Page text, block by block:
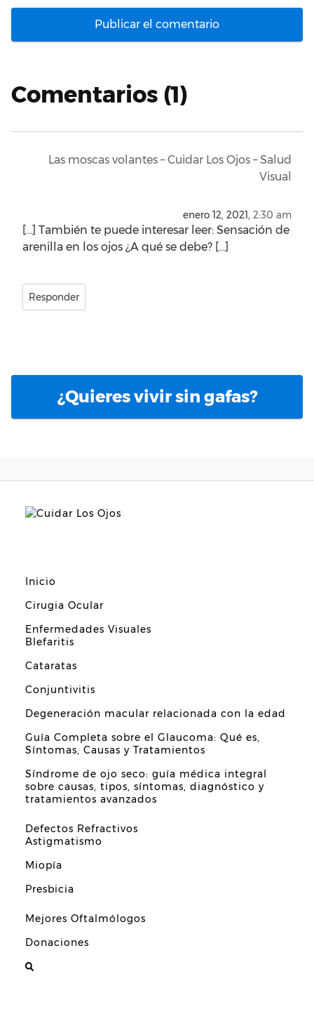
Comentarios (1)
Las moscas volantes – Cuidar Los Ojos – Salud
Visual
enero 12, 2021, 2:30 am
[…] También te puede interesar leer: Sensación de
arenilla en los ojos ¿A qué se debe? […]
Responder
¿Quieres vivir sin gafas?
Inicio
Cirugia Ocular
Enfermedades Visuales
Blefaritis
Cataratas
Conjuntivitis
Degeneración macular relacionada con la edad
Guía Completa sobre el Glaucoma: Qué es,
Síntomas, Causas y Tratamientos
Síndrome de ojo seco: guía médica integral
sobre causas, tipos, síntomas, diagnóstico y
tratamientos avanzados
Defectos Refractivos
Astigmatismo
Miopía
Presbicia
Mejores Oftalmólogos
Donaciones